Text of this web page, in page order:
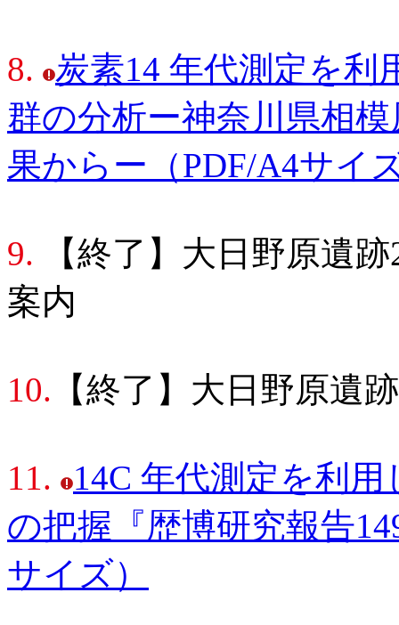
8.
炭素14 年代測定を利
群の分析ー神奈川県相
果からー（PDF/A4サイ
9.
【終了】大日野原遺
案内
10. 【終了】大日野原遺
11.
14C 年代測定を利
の把握『歴博研究報告
サイズ）